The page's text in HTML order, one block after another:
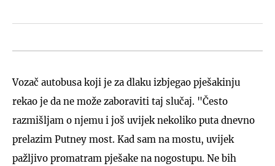
Vozač autobusa koji je za dlaku izbjegao pješakinju
rekao je da ne može zaboraviti taj slučaj. "Često
razmišljam o njemu i još uvijek nekoliko puta dnevno
prelazim Putney most. Kad sam na mostu, uvijek
pažljivo promatram pješake na nogostupu. Ne bih